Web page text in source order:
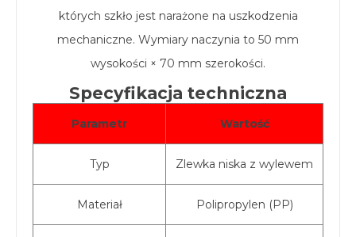
których szkło jest narażone na uszkodzenia
mechaniczne. Wymiary naczynia to 50 mm
wysokości × 70 mm szerokości.
Specyfikacja techniczna
Parametr Wartość
Typ Zlewka niska z wylewem
Materiał Polipropylen (PP)